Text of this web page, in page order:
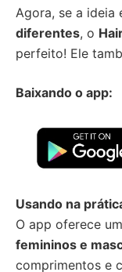
Agora, se a ideia
diferentes, o
perfeito! Ele
Baixando o app:
Usando na
O app oferece
femininos e
comprimentos e